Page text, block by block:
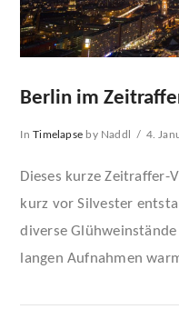
Berlin im
InTimelapse by Naddl 4.
Dieses kurze Zeitraffer-
kurz vor Silvester
diverse
langen Aufnahmen